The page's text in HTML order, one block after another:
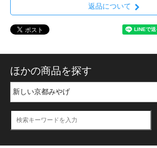
返品について
ほかの商品を探す